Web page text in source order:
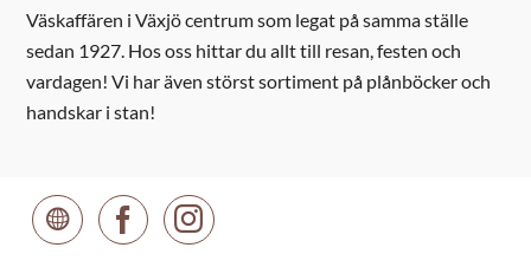
Väskaffären i Växjö centrum som legat på samma ställe
sedan 1927. Hos oss hittar du allt till resan, festen och
vardagen! Vi har även störst sortiment på plånböcker och
handskar i stan!